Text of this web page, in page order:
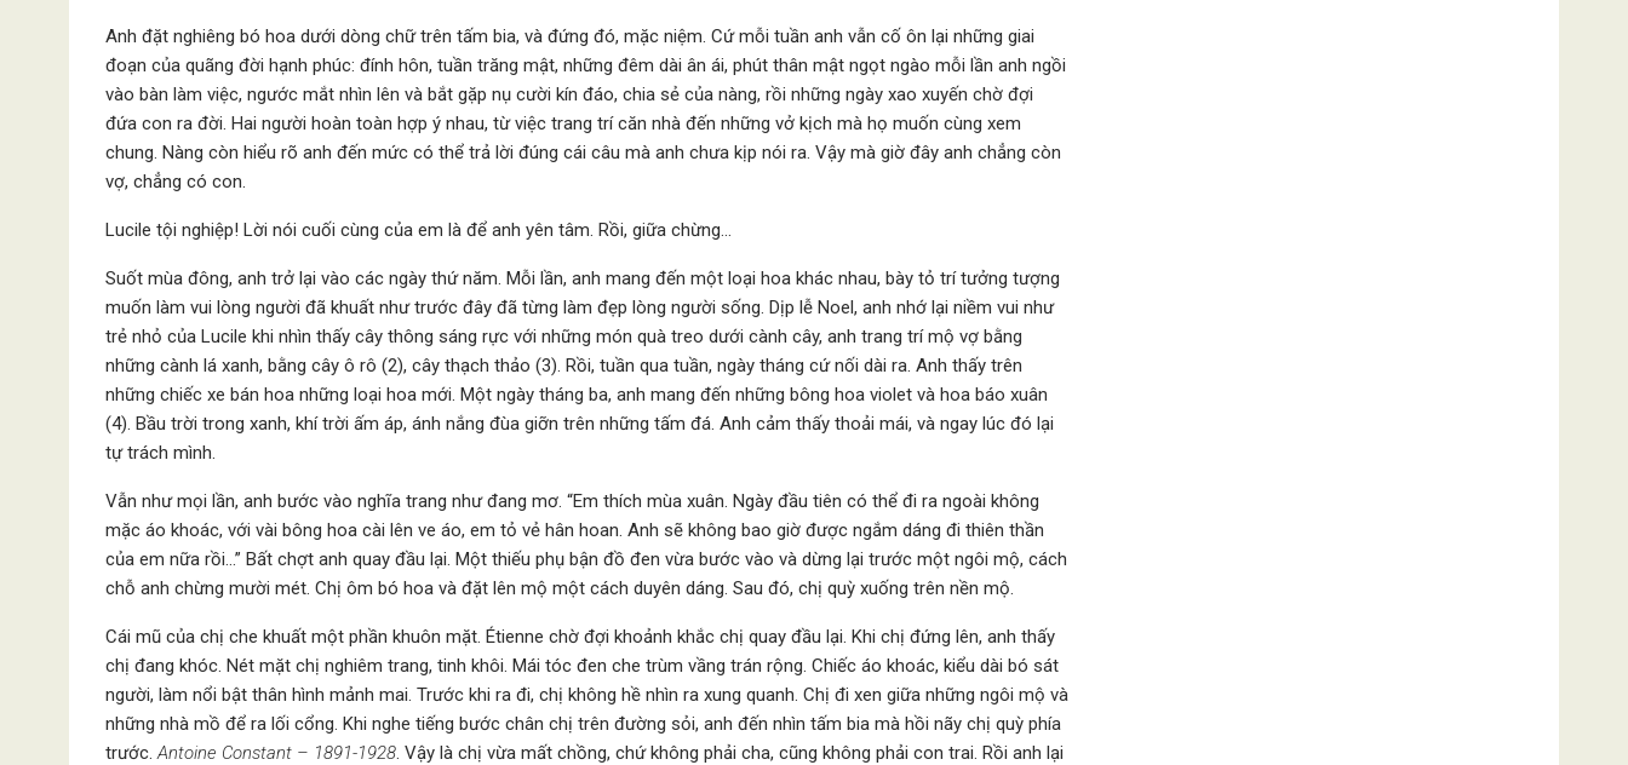
Anh đặt nghiêng bó hoa dưới dòng chữ trên tấm bia, và đứng đó, mặc niệm. Cứ mỗi tuần anh vẫn cố ôn lại những giai
đoạn của quãng đời hạnh phúc: đính hôn, tuần trăng mật, những đêm dài ân ái, phút thân mật ngọt ngào mỗi lần anh ngồi
vào bàn làm việc, ngước mắt nhìn lên và bắt gặp nụ cười kín đáo, chia sẻ của nàng, rồi những ngày xao xuyến chờ đợi
đứa con ra đời. Hai người hoàn toàn hợp ý nhau, từ việc trang trí căn nhà đến những vở kịch mà họ muốn cùng xem
chung. Nàng còn hiểu rõ anh đến mức có thể trả lời đúng cái câu mà anh chưa kịp nói ra. Vậy mà giờ đây anh chẳng còn
vợ, chẳng có con.
Lucile tội nghiệp! Lời nói cuối cùng của em là để anh yên tâm. Rồi, giữa chừng…
Suốt mùa đông, anh trở lại vào các ngày thứ năm. Mỗi lần, anh mang đến một loại hoa khác nhau, bày tỏ trí tưởng tượng
muốn làm vui lòng người đã khuất như trước đây đã từng làm đẹp lòng người sống. Dịp lễ Noel, anh nhớ lại niềm vui như
trẻ nhỏ của Lucile khi nhìn thấy cây thông sáng rực với những món quà treo dưới cành cây, anh trang trí mộ vợ bằng
những cành lá xanh, bằng cây ô rô (2), cây thạch thảo (3). Rồi, tuần qua tuần, ngày tháng cứ nối dài ra. Anh thấy trên
những chiếc xe bán hoa những loại hoa mới. Một ngày tháng ba, anh mang đến những bông hoa violet và hoa báo xuân
(4). Bầu trời trong xanh, khí trời ấm áp, ánh nắng đùa giỡn trên những tấm đá. Anh cảm thấy thoải mái, và ngay lúc đó lại
tự trách mình.
Vẫn như mọi lần, anh bước vào nghĩa trang như đang mơ. “Em thích mùa xuân. Ngày đầu tiên có thể đi ra ngoài không
mặc áo khoác, với vài bông hoa cài lên ve áo, em tỏ vẻ hân hoan. Anh sẽ không bao giờ được ngắm dáng đi thiên thần
của em nữa rồi…” Bất chợt anh quay đầu lại. Một thiếu phụ bận đồ đen vừa bước vào và dừng lại trước một ngôi mộ, cách
chỗ anh chừng mười mét. Chị ôm bó hoa và đặt lên mộ một cách duyên dáng. Sau đó, chị quỳ xuống trên nền mộ.
Cái mũ của chị che khuất một phần khuôn mặt. Étienne chờ đợi khoảnh khắc chị quay đầu lại. Khi chị đứng lên, anh thấy
chị đang khóc. Nét mặt chị nghiêm trang, tinh khôi. Mái tóc đen che trùm vầng trán rộng. Chiếc áo khoác, kiểu dài bó sát
người, làm nổi bật thân hình mảnh mai. Trước khi ra đi, chị không hề nhìn ra xung quanh. Chị đi xen giữa những ngôi mộ và
những nhà mồ để ra lối cổng. Khi nghe tiếng bước chân chị trên đường sỏi, anh đến nhìn tấm bia mà hồi nãy chị quỳ phía
trước.Antoine Constant – 1891-1928. Vậy là chị vừa mất chồng, chứ không phải cha, cũng không phải con trai. Rồi anh lại